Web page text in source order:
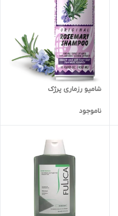
شامپو رزماری پرژک
ناموجود